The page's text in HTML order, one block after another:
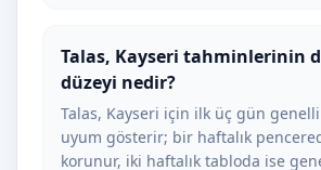
Talas, Kayseri tahminlerinin
düzeyi nedir?
Talas, Kayseri için ilk üç gün
uyum gösterir; bir haftalık
korunur, iki haftalık tabloda ise